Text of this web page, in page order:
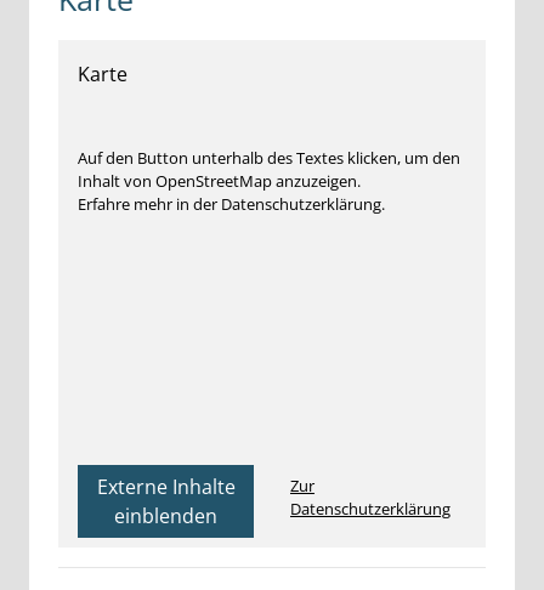
Karte
Auf den Button unterhalb des Textes klicken, um den
Inhalt von OpenStreetMap anzuzeigen.
Erfahre mehr in der Datenschutzerklärung.
Externe Inhalte
einblenden
Zur
Datenschutzerklärung